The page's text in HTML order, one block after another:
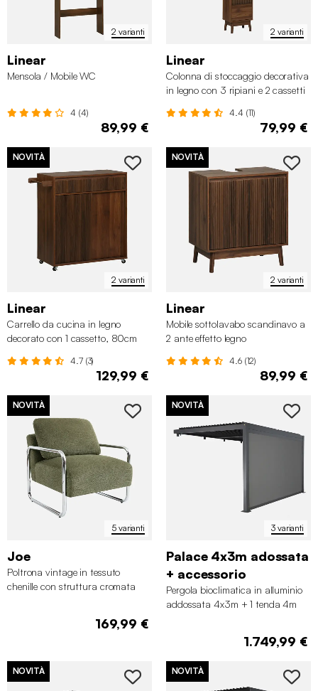
2 varianti
Linear
Mensola / Mobile WC
4 (4)
89,99 €
2 varianti
Linear
Colonna di stoccaggio decorativa
in legno con 3 ripiani e 2 cassetti
4.4 (11)
79,99 €
2 varianti
NOVITÀ
Linear
Carrello da cucina in legno
decorato con 1 cassetto, 80cm
4.7 (3)
129,99 €
2 varianti
NOVITÀ
Linear
Mobile sottolavabo scandinavo a
2 ante effetto legno
4.6 (12)
89,99 €
5 varianti
NOVITÀ
Joe
Poltrona vintage in tessuto
chenille con struttura cromata
169,99 €
3 varianti
NOVITÀ
Palace 4x3m adossata
+ accessorio
Pergola bioclimatica in alluminio
addossata 4x3m + 1 tenda 4m
1.749,99 €
NOVITÀ NOVITÀ